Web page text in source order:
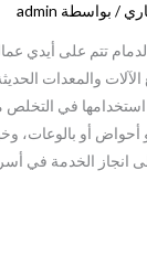
/ بواسطة admin
تتم على أيدي
والمعدات
استخدامها في
أحواض أو بالوعات،
انجاز الخدمة في